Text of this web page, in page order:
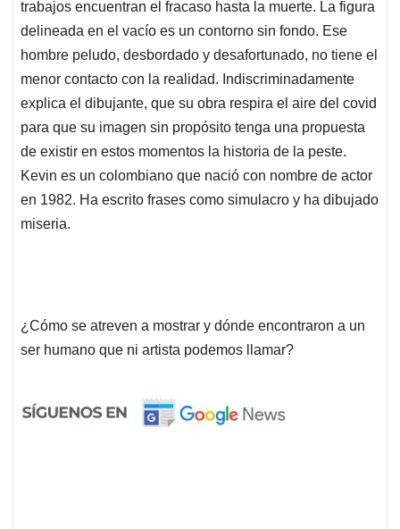
trabajos encuentran el fracaso hasta la muerte. La figura
delineada en el vacío es un contorno sin fondo. Ese
hombre peludo, desbordado y desafortunado, no tiene el
menor contacto con la realidad. Indiscriminadamente
explica el dibujante, que su obra respira el aire del covid
para que su imagen sin propósito tenga una propuesta
de existir en estos momentos la historia de la peste.
Kevin es un colombiano que nació con nombre de actor
en 1982. Ha escrito frases como simulacro y ha dibujado
miseria.
¿Cómo se atreven a mostrar y dónde encontraron a un
ser humano que ni artista podemos llamar?